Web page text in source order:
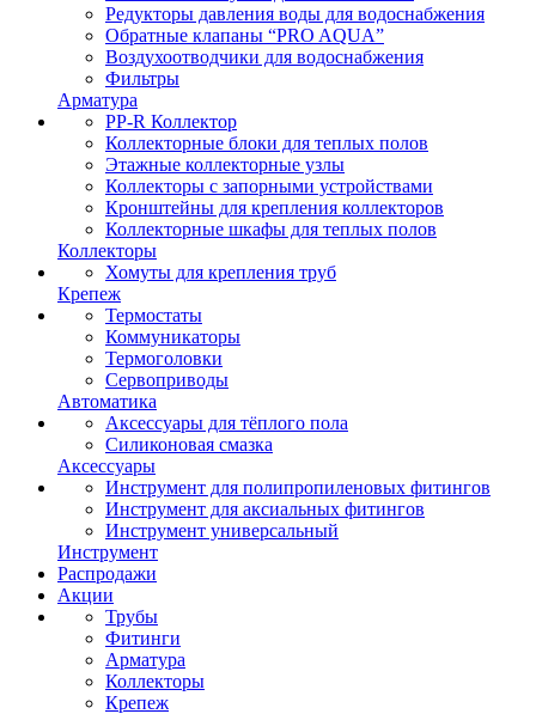
Редукторы давления воды для водоснабжения
Обратные клапаны “PRO AQUA”
Воздухоотводчики для водоснабжения
Фильтры
Арматура
PP-R Коллектор
Коллекторные блоки для теплых полов
Этажные коллекторные узлы
Коллекторы с запорными устройствами
Кронштейны для крепления коллекторов
Коллекторные шкафы для теплых полов
Коллекторы
Хомуты для крепления труб
Крепеж
Термостаты
Коммуникаторы
Термоголовки
Сервоприводы
Автоматика
Аксессуары для тёплого пола
Силиконовая смазка
Аксессуары
Инструмент для полипропиленовых фитингов
Инструмент для аксиальных фитингов
Инструмент универсальный
Инструмент
Распродажи
Акции
Трубы
Фитинги
Арматура
Коллекторы
Крепеж